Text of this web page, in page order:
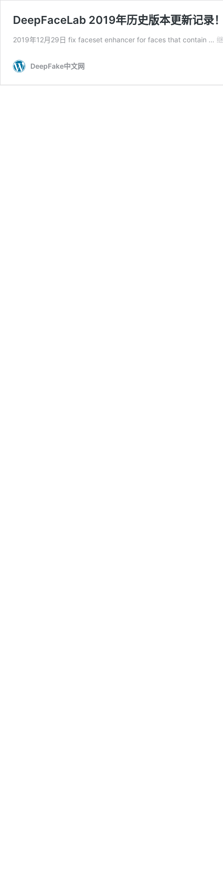
DeepFaceLab 2019年历史版本更新记录
2019年12月29日 fix faceset enhancer for faces that contain …
DeepFake中文网